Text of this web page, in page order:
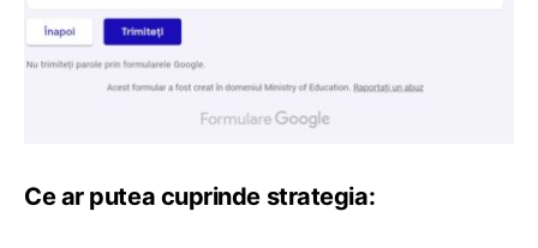
Ce ar putea cuprinde strategia: